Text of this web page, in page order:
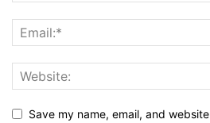
Save my name, email, and